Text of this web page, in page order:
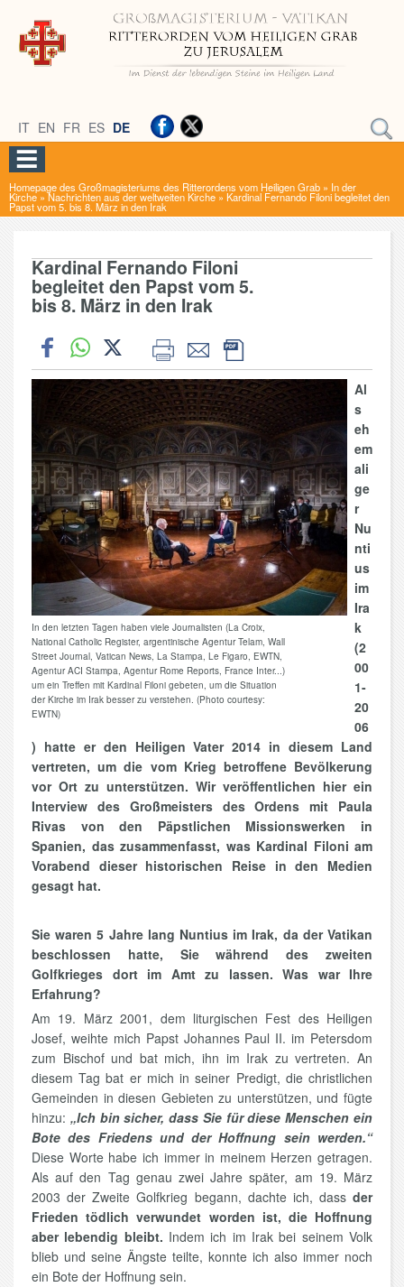
IT EN FR ES DE
Homepage des Großmagisteriums des Ritterordens vom Heiligen Grab » In der
Kirche »Nachrichten aus der weltweiten Kirche » Kardinal Fernando Filoni begleitet den
Papst vom 5. bis 8. März in den Irak
Kardinal Fernando Filoni
begleitet den Papst vom 5.
bis 8. März in den Irak
In den letzten Tagen haben viele Journalisten (La Croix,
National Catholic Register, argentinische Agentur Telam, Wall
Street Journal, Vatican News, La Stampa, Le Figaro, EWTN,
Agentur ACI Stampa, Agentur Rome Reports, France Inter...)
um ein Treffen mit Kardinal Filoni gebeten, um die Situation
der Kirche im Irak besser zu verstehen. (Photo courtesy:
EWTN)
Al
s
eh
em
ali
ge
r
Nu
nti
us
im
Ira
k
(2
00
1-
20
06
) hatte er den Heiligen Vater 2014 in diesem Land
vertreten, um die vom Krieg betroffene Bevölkerung
vor Ort zu unterstützen. Wir veröffentlichen hier ein
Interview des Großmeisters des Ordens mit Paula
Rivas von den Päpstlichen Missionswerken in
Spanien, das zusammenfasst, was Kardinal Filoni am
Vorabend dieser historischen Reise in den Medien
gesagt hat.
Sie waren 5 Jahre lang Nuntius im Irak, da der Vatikan
beschlossen hatte, Sie während des zweiten
Golfkrieges dort im Amt zu lassen. Was war Ihre
Erfahrung?
Am 19. März 2001, dem liturgischen Fest des Heiligen
Josef, weihte mich Papst Johannes Paul II. im Petersdom
zum Bischof und bat mich, ihn im Irak zu vertreten. An
diesem Tag bat er mich in seiner Predigt, die christlichen
Gemeinden in diesen Gebieten zu unterstützen, und fügte
hinzu: „Ich bin sicher, dass Sie für diese Menschen ein
Bote des Friedens und der Hoffnung sein werden.“
Diese Worte habe ich immer in meinem Herzen getragen.
Als auf den Tag genau zwei Jahre später, am 19. März
2003 der Zweite Golfkrieg begann, dachte ich, dass der
Frieden tödlich verwundet worden ist, die Hoffnung
aber lebendig bleibt. Indem ich im Irak bei seinem Volk
blieb und seine Ängste teilte, konnte ich also immer noch
ein Bote der Hoffnung sein.